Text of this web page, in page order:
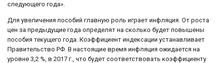
следующего года».
Для увеличения пособий главную роль играет инфляция. От роста
цен за предыдущие года определят на сколько будет повышены
пособия текущего года. Коэффициент индексации устанавливает
Правительство РФ. В настоящие время инфляция ожидается на
уровне 3,2 %, в 2017 г., что будет соответствовать коэффициенту